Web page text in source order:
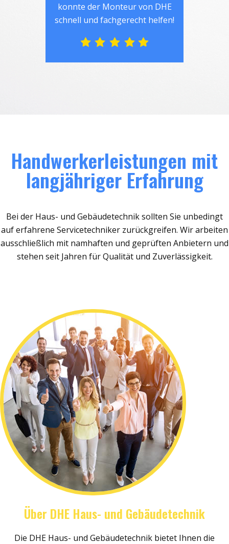
konnte der Monteur von DHE
schnell und fachgerecht helfen!
Handwerkerleistungen mit
langjähriger Erfahrung
Bei der Haus- und Gebäudetechnik sollten Sie unbedingt
auf erfahrene Servicetechniker zurückgreifen. Wir arbeiten
ausschließlich mit namhaften und geprüften Anbietern und
stehen seit Jahren für Qualität und Zuverlässigkeit.
Über DHE Haus- und Gebäudetechnik
Die DHE Haus- und Gebäudetechnik bietet Ihnen die